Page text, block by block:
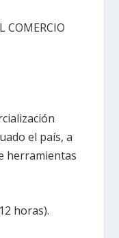
COMERCIO
el país, a
herramientas
horas).